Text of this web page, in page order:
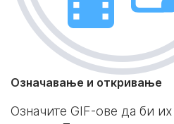
Означавање и откривање
Означите GIF-ове да би